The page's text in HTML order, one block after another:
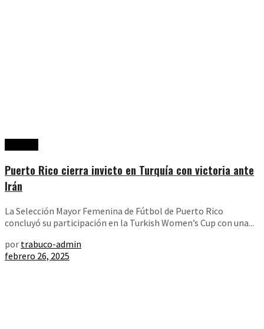
Puerto Rico cierra invicto en Turquía con victoria ante
Irán
La Selección Mayor Femenina de Fútbol de Puerto Rico
concluyó su participación en la Turkish Women’s Cup con una...
por trabuco-admin
febrero 26, 2025